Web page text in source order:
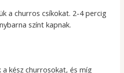
a churros csíkokat. 2-4 percig
színt kapnak.
kész churrosokat, és míg